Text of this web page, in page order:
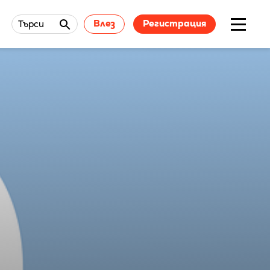
Търси Влез Регистрация